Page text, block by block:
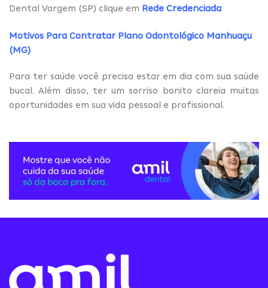
Dental Vargem (SP) clique em Rede Credenciada
Motivos Para Contratar Plano Odontológico Manhuaçu
(MG)
Para ter saúde você precisa estar em dia com sua saúde
bucal. Além disso, ter um sorriso bonito clareia muitas
oportunidades em sua vida pessoal e profissional.